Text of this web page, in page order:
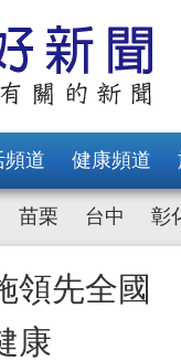
頻道 健康頻道
苗栗 台中 彰
領先全國
康